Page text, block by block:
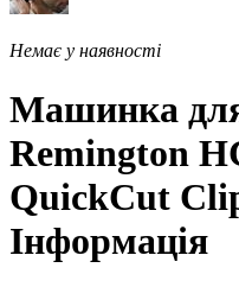
Немає у наявності
Машинка
Remington
QuickCut
Інформація